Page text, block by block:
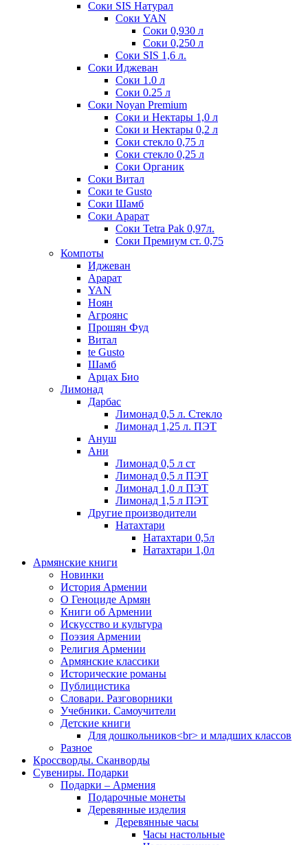
Соки SIS Натурал
Соки YAN
Соки 0,930 л
Соки 0,250 л
Соки SIS 1,6 л.
Соки Иджеван
Соки 1.0 л
Соки 0.25 л
Соки Noyan Premium
Соки и Нектары 1,0 л
Соки и Нектары 0,2 л
Соки стекло 0,75 л
Соки стекло 0,25 л
Соки Органик
Соки Витал
Соки te Gusto
Соки Шамб
Соки Арарат
Соки Tetra Pak 0,97л.
Соки Премиум ст. 0,75
Компоты
Иджеван
Арарат
YAN
Ноян
Агроянс
Прошян Фуд
Витал
te Gusto
Шамб
Арцах Био
Лимонад
Дарбас
Лимонад 0,5 л. Стекло
Лимонад 1,25 л. ПЭТ
Ануш
Ани
Лимонад 0,5 л ст
Лимонад 0,5 л ПЭТ
Лимонад 1,0 л ПЭТ
Лимонад 1,5 л ПЭТ
Другие производители
Натахтари
Натахтари 0,5л
Натахтари 1,0л
Армянские книги
Новинки
История Армении
О Геноциде Армян
Книги об Армении
Иcкусство и культура
Поэзия Армении
Религия Армении
Армянские классики
Исторические романы
Публицистика
Словари. Разговорники
Учебники. Самоучители
Детские книги
Для дошкольников<br> и младших классов
Разное
Кроссворды. Сканворды
Сувениры. Подарки
Подарки – Армения
Подарочные монеты
Деревянные изделия
Деревянные часы
Часы настольные